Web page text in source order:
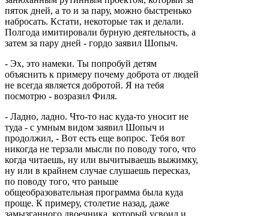
пяток дней, а то и за пару, можно быстренько
набросать. Кстати, некоторые так и делали.
Полгода имитировали бурную деятельность, а
затем за пару дней - гордо заявил Шопыч.
- Эх, это намеки. Ты попробуй детям
объяснить к примеру почему доброта от людей
не всегда является добротой. Я на тебя
посмотрю - возразил Филя.
- Ладно, ладно. Что-то нас куда-то уносит не
туда - с умным видом заявил Шопыч и
продолжил, - Вот есть еще вопрос. Тебя вот
никогда не терзали мысли по поводу того, что
когда читаешь, ну или вычитываешь выжимку,
ну или в крайнем случае слушаешь пересказ,
по поводу того, что раньше
общеобразовательная программа была куда
проще. К примеру, столетие назад, даже
замызганного двоечника, который усвоил и